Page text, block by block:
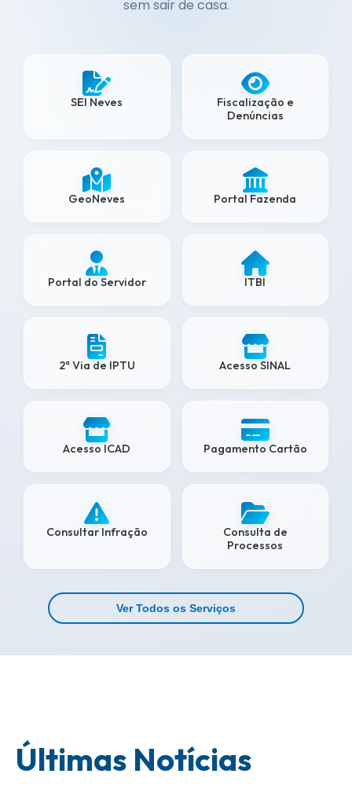
sem sair de casa.
SEI Neves
Fiscalização e
Denúncias
GeoNeves Portal Fazenda
Portal do Servidor ITBI
2ª Via de IPTU Acesso SINAL
Acesso ICAD Pagamento Cartão
Consultar Infração
Consulta de
Processos
Ver Todos os Serviços
Últimas Notícias